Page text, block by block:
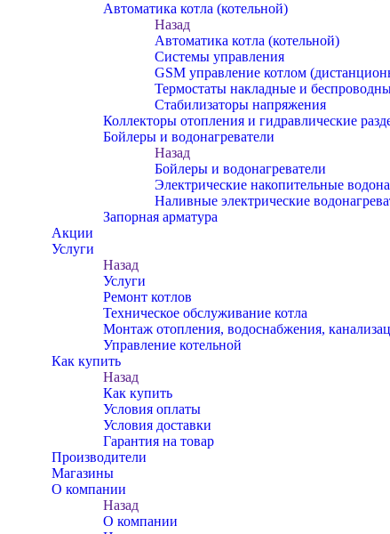
Автоматика котла (котельной)
Назад
Автоматика котла (котельной)
Системы управления
GSM управление котлом
Термостаты накладные и
Стабилизаторы напряжения
Коллекторы отопления и гидравлические
Бойлеры и водонагреватели
Назад
Бойлеры и водонагреватели
Электрические накопительные
Наливные электрические
Запорная арматура
Акции
Услуги
Назад
Услуги
Ремонт котлов
Техническое обслуживание котла
Монтаж отопления, водоснабжения,
Управление котельной
Как купить
Назад
Как купить
Условия оплаты
Условия доставки
Гарантия на товар
Производители
Магазины
О компании
Назад
О компании